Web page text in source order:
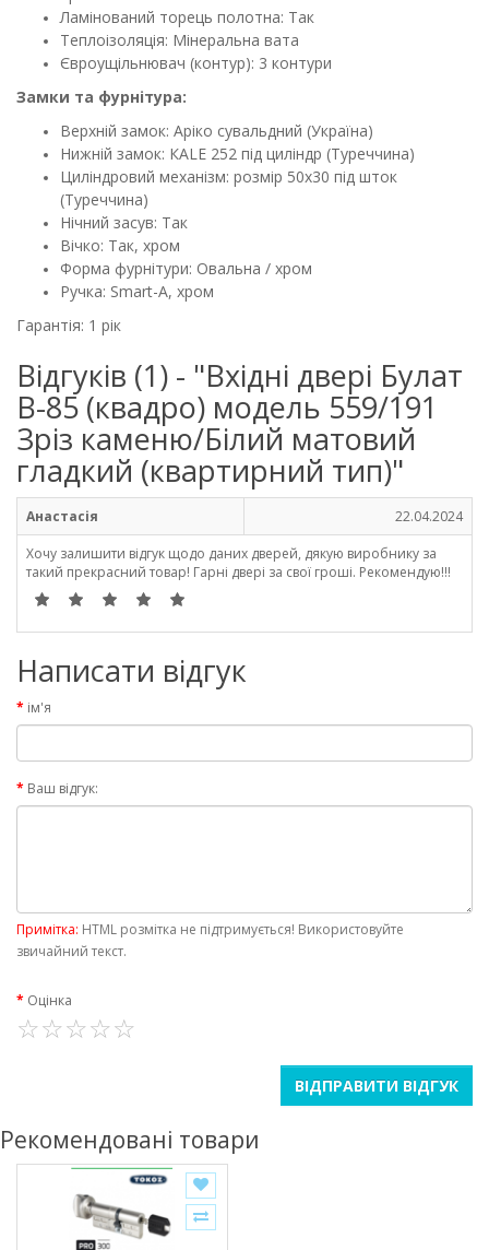
Ламінований торець полотна: Так
Теплоізоляція: Мінеральна вата
Євроущільнювач (контур): 3 контури
Замки та фурнітура:
Верхній замок: Аріко сувальдний (Україна)
Нижній замок: КАLЕ 252 під циліндр (Туреччина)
Циліндровий механізм: розмір 50х30 під шток
(Туреччина)
Нічний засув: Так
Вічко: Так, хром
Форма фурнітури: Овальна / хром
Ручка: Smart-A, хром
Гарантія: 1 рік
Відгуків (1) - "Вхідні двері Булат
B-85 (квадро) модель 559/191
Зріз каменю/Білий матовий
гладкий (квартирний тип)"
Анастасія
22.04.2024
Хочу залишити відгук щодо даних дверей, дякую виробнику за
такий прекрасний товар! Гарні двері за свої гроші. Рекомендую!!!
Написати відгук
ім'я
Ваш відгук:
Примітка: HTML розмітка не підтримується! Використовуйте
звичайний текст.
Оцінка
ВІДПРАВИТИ ВІДГУК
Рекомендовані товари